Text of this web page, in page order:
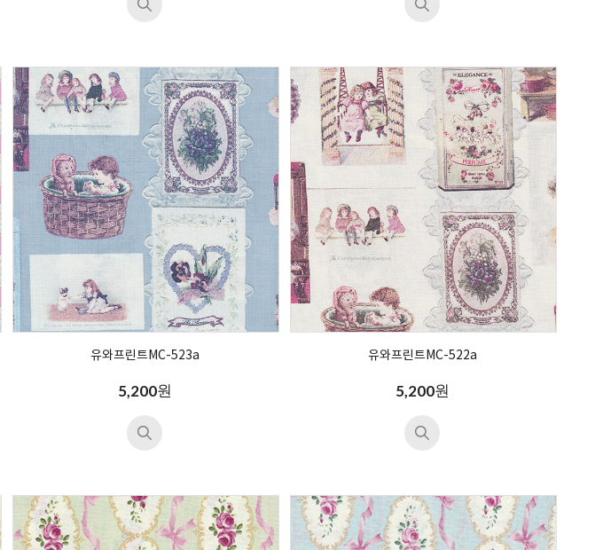
유와프린트MC-523a
5,200원
유와프린트MC-522a
5,200원